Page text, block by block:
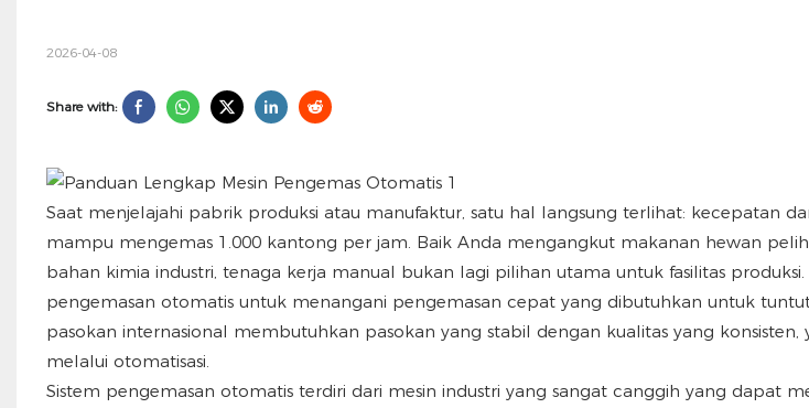
2026-04-08
Share with:
Saat menjelajahi pabrik produksi atau manufaktur, satu hal langsung terlihat: kecepatan
mampu mengemas 1.000 kantong per jam. Baik Anda mengangkut makanan hewan
bahan kimia industri, tenaga kerja manual bukan lagi pilihan utama untuk fasilitas
pengemasan otomatis untuk menangani pengemasan cepat yang dibutuhkan untuk
pasokan internasional membutuhkan pasokan yang stabil dengan kualitas yang
melalui otomatisasi.
Sistem pengemasan otomatis terdiri dari mesin industri yang sangat canggih yang dapat